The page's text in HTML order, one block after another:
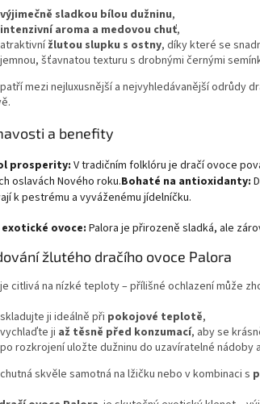
výjimečně sladkou bílou dužninu,
intenzivní aroma a medovou chuť,
atraktivnížlutou slupku s ostny, díky které se
jemnou, šťavnatou texturu s drobnými černými
mezi nejluxusnější a nejvyhledávanější odrůdy
a benefity
prosperity: V tradičním folklóru je dračí ovoce
oslavách Nového roku.Bohaté na antioxidanty:
k pestrému a vyváženému jídelníčku.
exotické ovoce:Palora je přirozeně sladká, ale
žlutého dračího ovoce Palora
citlivá na nízké teploty – přílišné ochlazení může
skladujte ji ideálně při pokojové teplotě,
vychlaďte ji až těsně před konzumací, aby se
po rozkrojení uložte dužninu do uzavíratelné
skvěle samotná na lžičku nebo v kombinaci s